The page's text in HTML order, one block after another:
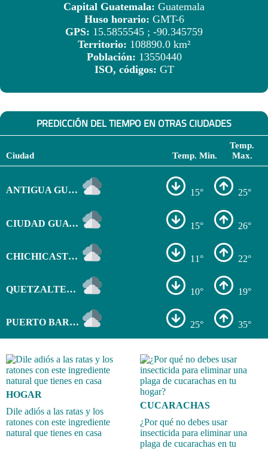
Capital Guatemala: Guatemala
Huso horario: GMT-6
GPS: 15.5855545 ; -90.345759
Territorio: 108890.0 km²
Población: 13550440
ISO, códigos: GT
PREDICCIÓN DEL TIEMPO EN OTRAS CIUDADES
Ciudad Temp. Min.
Temp.
Max.
ANTIGUA GUATEMALA 15° 25°
CIUDAD GUATEMALA 15° 26°
CHICHICASTENANGO 11° 22°
QUETZALTENANGO 10° 19°
PUERTO BARRIOS 25° 35°
HOGAR
Dile adiós a las ratas y los
ratones con este ingrediente
natural que tienes en casa
CUCARACHAS
¿Por qué no debes usar
insecticida para eliminar una
plaga de cucarachas en tu